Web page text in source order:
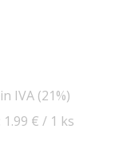
IVA (21%)
€ / 1 ks